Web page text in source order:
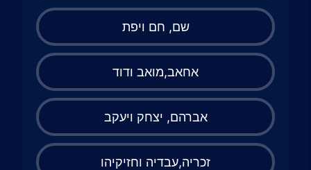
שם, חם ויפת
אחאב,מואב ודוד
אברהם, יצחק ויעקב
זכריה,עבדיה וחזיקיהו